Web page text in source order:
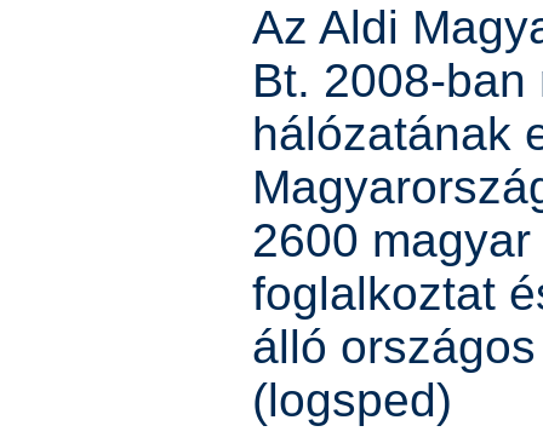
Az Aldi
Bt. 2008-
hálózatának
2600
foglalkoztat
álló
(logsped)